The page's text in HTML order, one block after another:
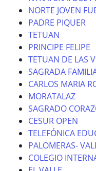
NORTE JOVEN
PADRE PIQUER
TETUAN
PRINCIPE FELIPE
TETUAN DE LAS
SAGRADA
CARLOS MARIA
MORATALAZ
SAGRADO
CESUR OPEN
TELEFÓNICA
PALOMERAS-
COLEGIO